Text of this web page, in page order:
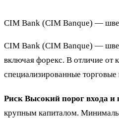
CIM Bank (CIM Banque) —
CIM Bank (CIM Banque) —
включая форекс. В отличие от
специализированные
Риск Высокий порог входа и
крупным капиталом.